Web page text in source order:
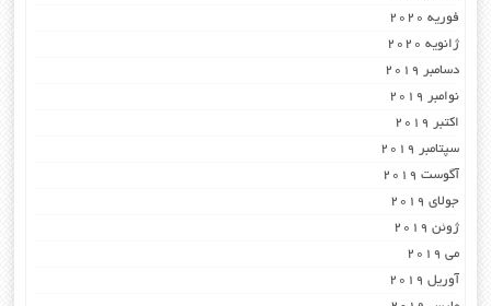
فوریه 2020
ژانویه 2020
دسامبر 2019
نوامبر 2019
اکتبر 2019
سپتامبر 2019
آگوست 2019
جولای 2019
ژوئن 2019
می 2019
آوریل 2019